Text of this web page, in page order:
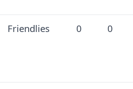
Friendlies 0 0